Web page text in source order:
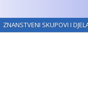
ZNANSTVENI SKUPOVI I